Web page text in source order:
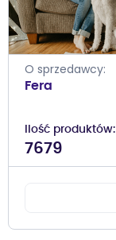
O sprzedawcy
Fera
Ilość produktów
7679